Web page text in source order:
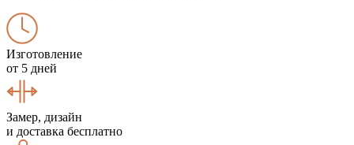
Изготовление
от 5 дней
Замер, дизайн
и доставка бесплатно